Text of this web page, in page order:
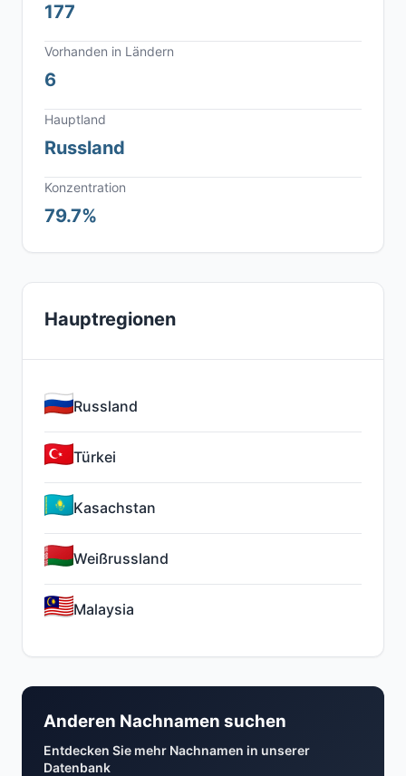
177
Vorhanden in Ländern
6
Hauptland
Russland
Konzentration
79.7%
Hauptregionen
Russland
Türkei
Kasachstan
Weißrussland
Malaysia
Anderen Nachnamen suchen
Entdecken Sie mehr Nachnamen in unserer
Datenbank